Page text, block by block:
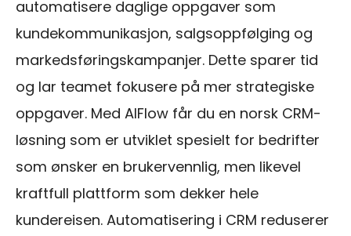
automatisere daglige oppgaver som
kundekommunikasjon, salgsoppfølging og
markedsføringskampanjer. Dette sparer tid
og lar teamet fokusere på mer strategiske
oppgaver. Med AIFlow får du en norsk CRM-
løsning som er utviklet spesielt for bedrifter
som ønsker en brukervennlig, men likevel
kraftfull plattform som dekker hele
kundereisen. Automatisering i CRM reduserer